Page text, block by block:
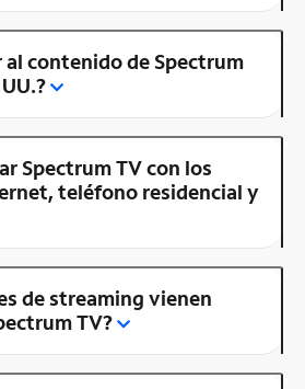
al contenido de Spectrum
Spectrum TV con los
teléfono residencial y
de streaming vienen
TV?